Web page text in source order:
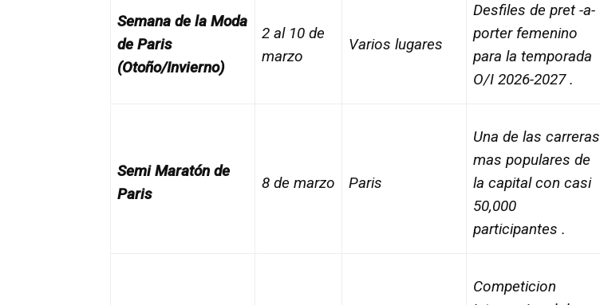
Semana de la Moda
de Pari­s
(Otoño/Invierno)
2 al 10 de
marzo
Varios lugares
Desfiles de pret -a-
porter femenino
para la temporada
O/I 2026-2027 .
Semi Maratón de
Pari­s
8 de marzo Pari­s
Una de las carreras
mas populares de
la capital con casi
50,000
participantes .
Competicion